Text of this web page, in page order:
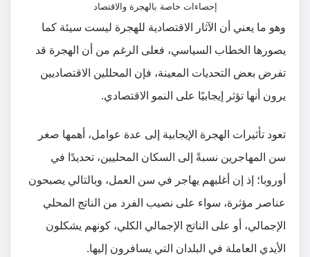
إحصاءات خاصة بالهجرة والاقتصاد
وهو ما يعني أن الآثار الاقتصادية للهجرة ليست سيئة كما
يصورها الخطاب السياسي، فعلى الرغم من أن الهجرة قد
تفرض بعض التحديات المعينة، فإن المحللين الاقتصاديين
يرون أنها تؤثر إيجابيًا على النمو الاقتصادي.
تعود تأثيرات الهجرة الإيجابية إلى عدة عوامل، أهمها صغر
سن المهاجرين نسبةً إلى السكان المحليين، تحديدًا في
أوروبا؛ إذ إن أغلبهم يهاجر في سن العمل، وبالتالي يصبحون
عناصر مؤثرة، سواء على نصيب الفرد من الناتج المحلي
الإجمالي، أو على الناتج الإجمالي الكلي، كونهم يشكلون
الأيدي العاملة في البلدان التي يسافرون إليها.